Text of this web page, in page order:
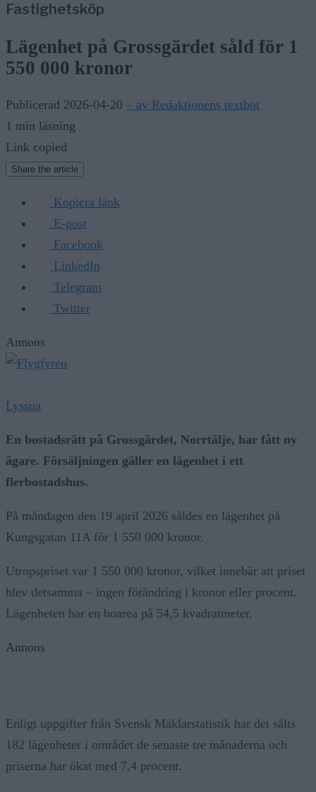
Fastighetsköp
Lägenhet på Grossgärdet såld för 1
550 000 kronor
Publicerad 2026-04-20 – av Redaktionens textbot
1 min läsning
Link copied
Share the article
Kopiera länk
E-post
Facebook
LinkedIn
Telegram
Twitter
Annons
Lyssna
En bostadsrätt på Grossgärdet, Norrtälje, har fått ny
ägare. Försäljningen gäller en lägenhet i ett
flerbostadshus.
På måndagen den 19 april 2026 såldes en lägenhet på
Kungsgatan 11A för 1 550 000 kronor.
Utropspriset var 1 550 000 kronor, vilket innebär att priset
blev detsamma – ingen förändring i kronor eller procent.
Lägenheten har en boarea på 54,5 kvadratmeter.
Annons
Enligt uppgifter från Svensk Mäklarstatistik har det sålts
182 lägenheter i området de senaste tre månaderna och
priserna har ökat med 7,4 procent.